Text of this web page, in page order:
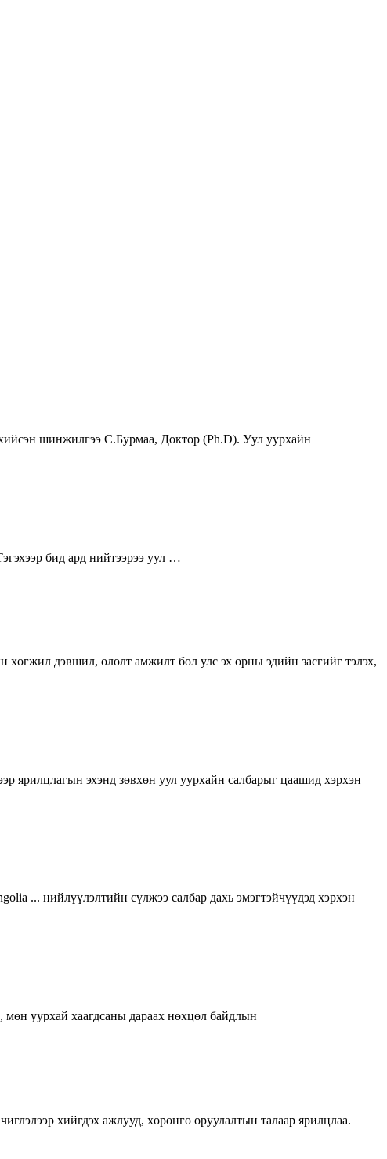
шинжилгээ С.Бурмаа, Доктор (Ph.D). Уул уурхайн
бид ард нийтээрээ уул …
хөгжил дэвшил, ололт амжилт бол улс эх орны эдийн засгийг тэлэх,
ярилцлагын эхэнд зөвхөн уул уурхайн салбарыг цаашид хэрхэн
... нийлүүлэлтийн сүлжээ салбар дахь эмэгтэйчүүдэд хэрхэн
уурхай хаагдсаны дараах нөхцөл байдлын
хийгдэх ажлууд, хөрөнгө оруулалтын талаар ярилцлаа.